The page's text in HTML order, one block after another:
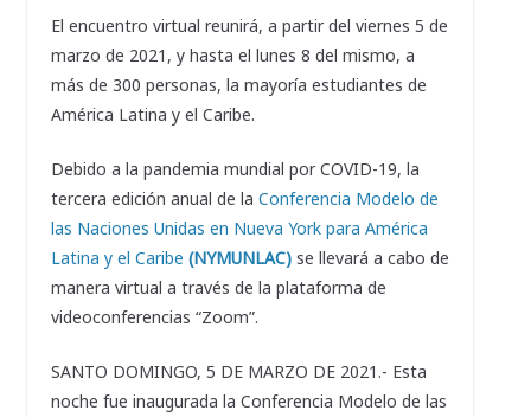
El encuentro virtual reunirá, a partir del viernes 5 de
marzo de 2021, y hasta el lunes 8 del mismo, a
más de 300 personas, la mayoría estudiantes de
América Latina y el Caribe.
Debido a la pandemia mundial por COVID-19, la
tercera edición anual de la Conferencia Modelo de
las Naciones Unidas en Nueva York para América
Latina y el Caribe (NYMUNLAC) se llevará a cabo de
manera virtual a través de la plataforma de
videoconferencias “Zoom”.
SANTO DOMINGO, 5 DE MARZO DE 2021.- Esta
noche fue inaugurada la Conferencia Modelo de las